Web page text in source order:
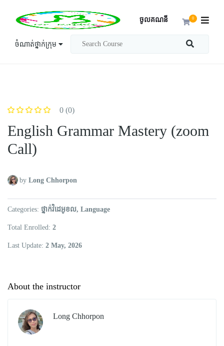
ចំណាត់ថ្នាក់ក្រុម
0
ចូលគណនី
0 (0)
English Grammar Mastery (zoom
Call)
by Long Chhorpon
Categories ថ្នាក់វិដេអូខល Language
Total Enrolled 2
Last Update 2 May, 2026
About the instructor
Long Chhorpon